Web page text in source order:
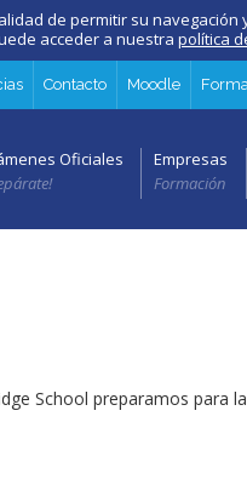
de permitir su navegación
acceder a nuestra política
Contacto Moodle
Oficiales
Empresas
Formación
School preparamos para